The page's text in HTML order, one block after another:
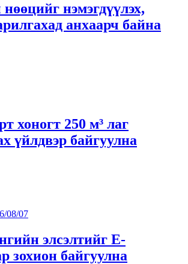
нэмэгдүүлэх,
анхаарч байна
хоногт 250 м³ лаг
үйлдвэр байгуулна
08/07
элсэлтийг E-
зохион байгуулна